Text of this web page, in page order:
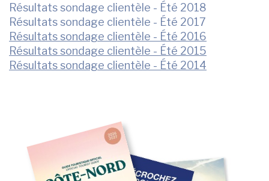
Résultats sondage clientèle - Été 2018
Résultats sondage clientèle - Été 2017
Résultats sondage clientèle - Été 2016
Résultats sondage clientèle - Été 2015
Résultats sondage clientèle - Été 2014